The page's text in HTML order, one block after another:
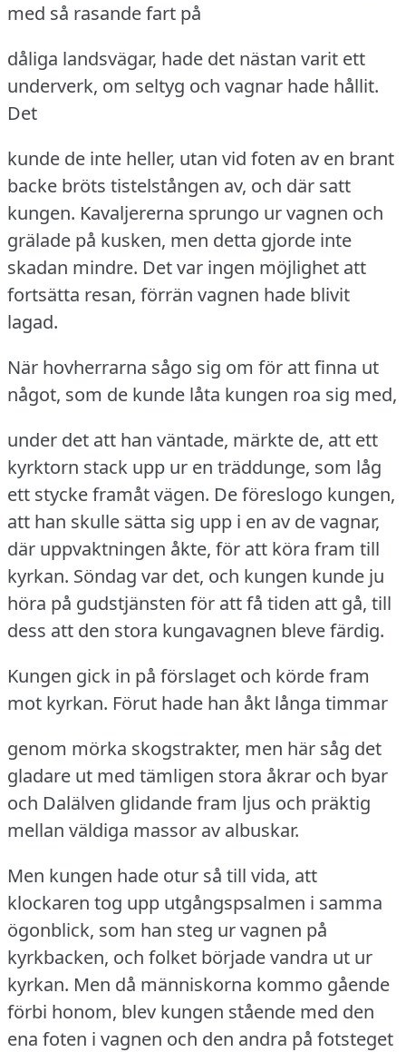
med så rasande fart på
dåliga landsvägar, hade det nästan varit ett
underverk, om seltyg och vagnar hade hållit.
Det
kunde de inte heller, utan vid foten av en brant
backe bröts tistelstången av, och där satt
kungen. Kavaljererna sprungo ur vagnen och
grälade på kusken, men detta gjorde inte
skadan mindre. Det var ingen möjlighet att
fortsätta resan, förrän vagnen hade blivit
lagad.
När hovherrarna sågo sig om för att finna ut
något, som de kunde låta kungen roa sig med,
under det att han väntade, märkte de, att ett
kyrktorn stack upp ur en träddunge, som låg
ett stycke framåt vägen. De föreslogo kungen,
att han skulle sätta sig upp i en av de vagnar,
där uppvaktningen åkte, för att köra fram till
kyrkan. Söndag var det, och kungen kunde ju
höra på gudstjänsten för att få tiden att gå, till
dess att den stora kungavagnen bleve färdig.
Kungen gick in på förslaget och körde fram
mot kyrkan. Förut hade han åkt långa timmar
genom mörka skogstrakter, men här såg det
gladare ut med tämligen stora åkrar och byar
och Dalälven glidande fram ljus och präktig
mellan väldiga massor av albuskar.
Men kungen hade otur så till vida, att
klockaren tog upp utgångspsalmen i samma
ögonblick, som han steg ur vagnen på
kyrkbacken, och folket började vandra ut ur
kyrkan. Men då människorna kommo gående
förbi honom, blev kungen stående med den
ena foten i vagnen och den andra på fotsteget